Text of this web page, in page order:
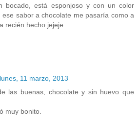
bocado, está esponjoso y con un color
ese sabor a chocolate me pasaría como a
recién hecho jejeje
lunes, 11 marzo, 2013
las buenas, chocolate y sin huevo que
muy bonito.